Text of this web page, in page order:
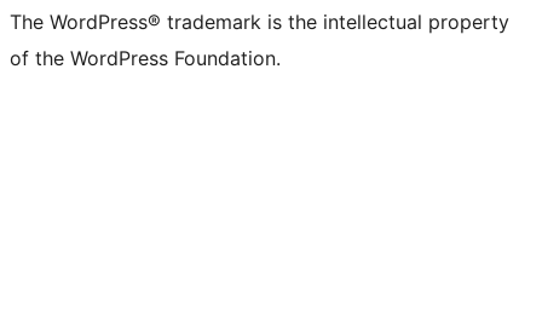
The WordPress® trademark is the intellectual property
of the WordPress Foundation.